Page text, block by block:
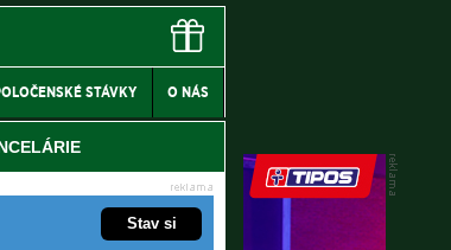
STÁVKY O NÁS
Stav si